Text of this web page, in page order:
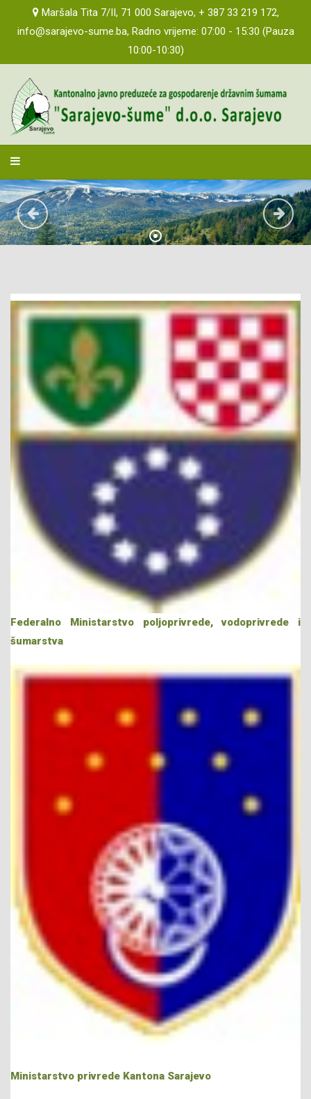
Maršala Tita 7/II, 71 000 Sarajevo, + 387 33 219 172,
info@sarajevo-sume.ba, Radno vrijeme: 07:00 - 15:30 (Pauza
10:00-10:30)
Federalno Ministarstvo poljoprivrede, vodoprivrede i
šumarstva
Ministarstvo privrede Kantona Sarajevo